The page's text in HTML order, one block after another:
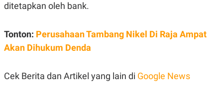
ditetapkan oleh bank.
Tonton: Perusahaan Tambang Nikel Di Raja Ampat
Akan Dihukum Denda
Cek Berita dan Artikel yang lain di Google News